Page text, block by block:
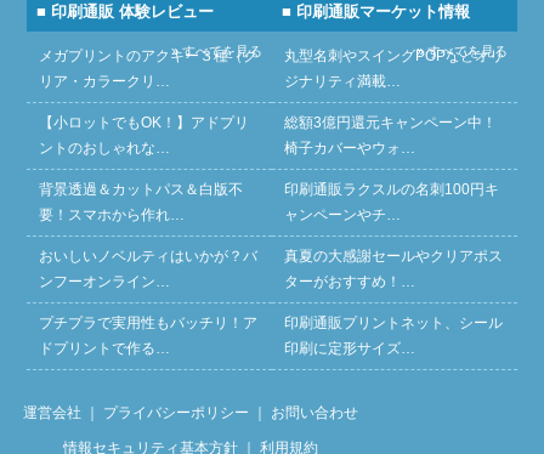
■ 印刷通販 体験レビュー
» すべてを見る
メガプリントのアクキー３種（ク
リア・カラークリ…
【小ロットでもOK！】アドプリ
ントのおしゃれな…
背景透過＆カットパス＆白版不
要！スマホから作れ…
おいしいノベルティはいかが？バ
ンフーオンライン…
プチプラで実用性もバッチリ！ア
ドプリントで作る…
■ 印刷通販マーケット情報
» すべてを見る
丸型名刺やスイングPOPなどオリ
ジナリティ満載…
総額3億円還元キャンペーン中！
椅子カバーやウォ…
印刷通販ラクスルの名刺100円キ
ャンペーンやチ…
真夏の大感謝セールやクリアポス
ターがおすすめ！…
印刷通販プリントネット、シール
印刷に定形サイズ…
運営会社 プライバシーポリシー お問い合わせ
情報セキュリティ基本方針｜ 利用規約